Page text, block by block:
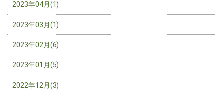
2023年04月(1)
2023年03月(1)
2023年02月(6)
2023年01月(5)
2022年12月(3)